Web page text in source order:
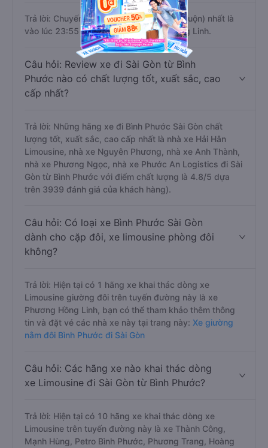
Trả lời: Chuyến xe có giờ xuất phát trễ (muộn) nhất là
vào lúc 23:55 là của nhà xe Phương Hồng Linh.
Câu hỏi: Review xe đi Sài Gòn từ Bình
Phước nào có chất lượng tốt, xuất sắc, cao
cấp nhất?
Trả lời: Những hãng xe đi Bình Phước Sài Gòn chất
lượng tốt, xuất sắc, cao cấp nhất là nhà xe Hải Hân
Limousine, nhà xe Nguyên Phương, nhà xe Anh Thành,
nhà xe Phương Ngọc, nhà xe Phước An Logistics đi Sài
Gòn từ Bình Phước với điểm chất lượng là 4.8/5 dựa
trên 3939 đánh giá của khách hàng).
Câu hỏi: Có loại xe Bình Phước Sài Gòn
dành cho cặp đôi, xe limousine phòng đôi
không?
Trả lời: Hiện tại có 1 hãng xe khai thác dòng xe
Limousine giường đôi trên tuyến đường này là xe
Phương Hồng Linh, bạn có thể tham khảo thêm thông
tin và đặt vé các nhà xe này tại trang này: Xe giường
nằm đôi Bình Phước đi Sài Gòn
Câu hỏi: Các hãng xe nào khai thác dòng
xe Limousine đi Sài Gòn từ Bình Phước?
Trả lời: Hiện tại có 10 hãng xe khai thác dòng xe
Limousine trên tuyến đường này là xe Thành Công,
Mạnh Hùng, Petro Bình Phước, Phương Trang, Hoàng